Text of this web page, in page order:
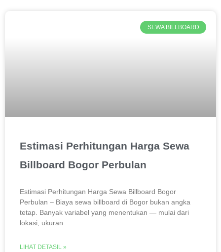
SEWA BILLBOARD
Estimasi Perhitungan Harga Sewa
Billboard Bogor Perbulan
Estimasi Perhitungan Harga Sewa Billboard Bogor
Perbulan – Biaya sewa billboard di Bogor bukan angka
tetap. Banyak variabel yang menentukan — mulai dari
lokasi, ukuran
LIHAT DETASIL »